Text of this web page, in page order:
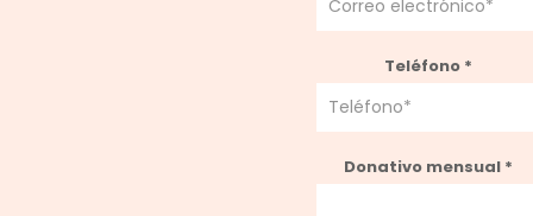
Teléfono *
Donativo mensual *